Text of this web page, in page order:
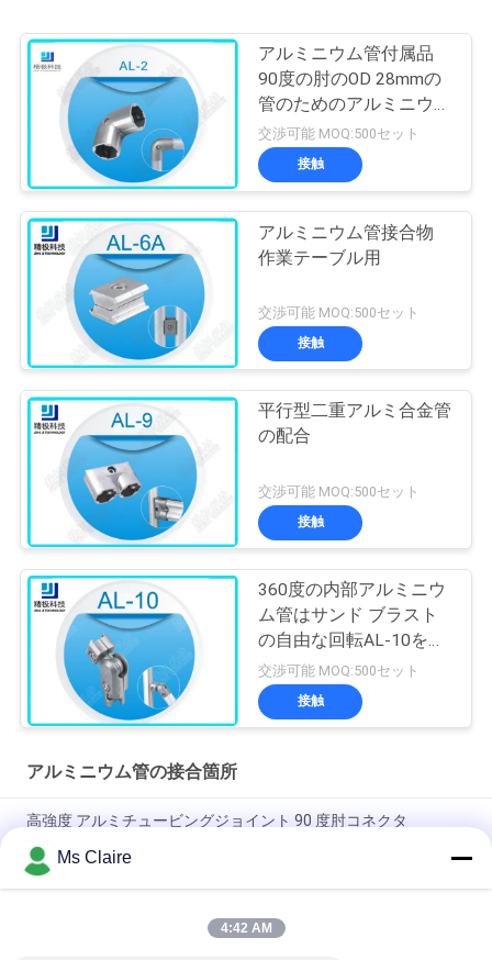
アルミニウム管付属品
90度の肘のOD 28mmの
管のためのアルミニウム
管の接合箇所
交渉可能 MOQ:500セット
接触
アルミニウム管接合物
作業テーブル用
交渉可能 MOQ:500セット
接触
平行型二重アルミ合金管
の配合
交渉可能 MOQ:500セット
接触
360度の内部アルミニウ
ム管はサンド ブラスト
の自由な回転AL-10を接
合します
交渉可能 MOQ:500セット
接触
アルミニウム管の接合箇所
高強度 アルミチュービングジョイント 90 度肘コネクタ
ISO9001 認定 鋳造 溶解 銀 アルミ 管 合体 軽管 システム 工業 作
業 ステーション
90度 女性参加 アルミパイプ 共同 チュービングラックシステム
Ms Claire
4:42 AM